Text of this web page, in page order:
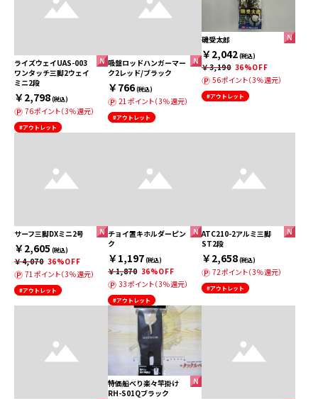
ライズウェイUAS-003
ワンタッチ三脚2ウェイ
ミニ2段
￥2,798(税込)
76ポイント（3％還元）
#アウトレット
吸盤ロッドハンガーマー
ク2レッド/ブラック
￥766(税込)
21ポイント（3％還元）
#アウトレット
磯受太郎
￥2,042(税込)
￥3,190 36%OFF
56ポイント（3％還元）
#アウトレット
サーフ三脚DXミニ2号
￥2,605 (税込)
￥4,070 36%OFF
71ポイント（3％還元）
#アウトレット
チョイ置キホルダーピン
ク
￥1,197(税込)
￥1,870 36%OFF
33ポイント（3％還元）
#アウトレット
ATC210-2アルミ三脚
ST2段
￥2,658(税込)
72ポイント（3％還元）
#アウトレット
特価船べり楽々竿掛け
RH-S01Qブラック